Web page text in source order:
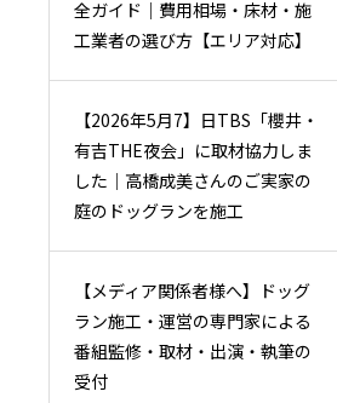
全ガイド｜費用相場・床材・施
工業者の選び方【エリア対応】
【2026年5月7】日TBS「櫻井・
有吉THE夜会」に取材協力しま
した｜高橋成美さんのご実家の
庭のドッグランを施工
【メディア関係者様へ】ドッグ
ラン施工・運営の専門家による
番組監修・取材・出演・執筆の
受付